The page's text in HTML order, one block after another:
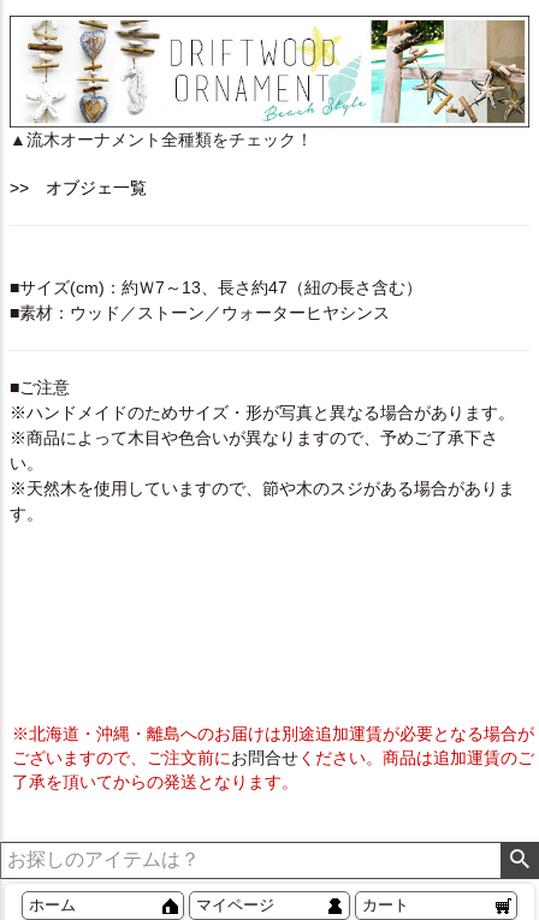
▲流木オーナメント全種類をチェック！
>> オブジェ一覧
■サイズ(cm)：約Ｗ7～13、長さ約47（紐の長さ含む）
■素材：ウッド／ストーン／ウォーターヒヤシンス
■ご注意
※ハンドメイドのためサイズ・形が写真と異なる場合があります。
※商品によって木目や色合いが異なりますので、予めご了承下さ
い。
※天然木を使用していますので、節や木のスジがある場合がありま
す。
※北海道・沖縄・離島へのお届けは別途追加運賃が必要となる場合が
ございますので、ご注文前にお問合せください。商品は追加運賃のご
了承を頂いてからの発送となります。
ホーム マイページ カート